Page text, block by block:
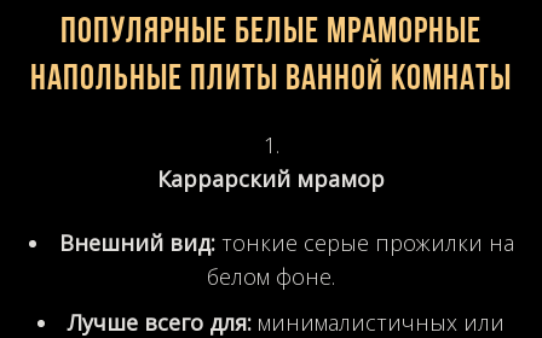
Популярные белые мраморные
напольные плиты ванной комнаты
Каррарский мрамор
Внешний вид:тонкие серые прожилки на
белом фоне.
Лучше всего для: минималистичных или